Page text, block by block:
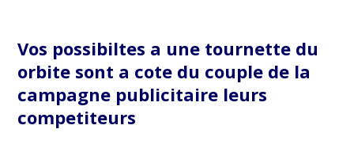
Vos possibiltes a une tournette du
orbite sont a cote du couple de la
campagne publicitaire leurs
competiteurs